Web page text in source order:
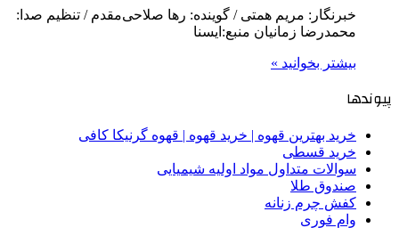
خبرنگار: مریم همتی / گوینده: رها صلاحی‌مقدم / تنظیم صدا:
محمدرضا زمانیان منبع:ایسنا
بیشتر بخوانید »
پیوندها
خرید بهترین قهوه | خرید قهوه | قهوه گرنیکا کافی
خرید قسطی
سوالات متداول مواد اولیه شیمیایی
صندوق طلا
کفش چرم زنانه
وام فوری